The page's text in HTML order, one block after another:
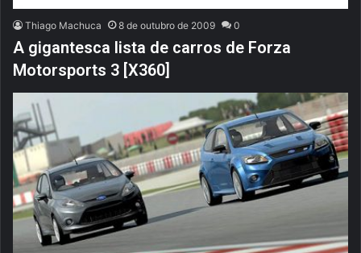
Thiago Machuca 8 de outubro de 2009 0
A gigantesca lista de carros de Forza
Motorsports 3 [X360]